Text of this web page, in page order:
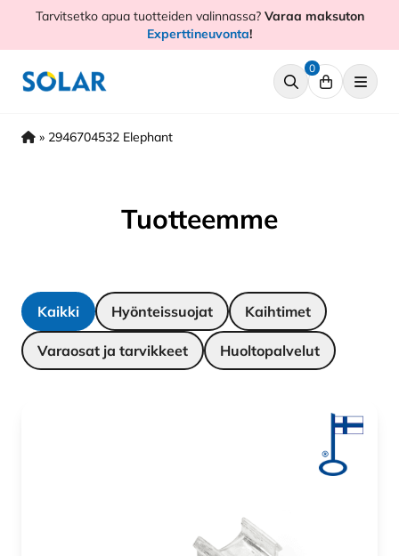
HyppääTarvitsetko apua tuotteiden valinnassa?Varaa maksuton
Experttineuvonta!
0
» 2946704532 Elephant
Tuotteemme
Kaikki Hyönteissuojat Kaihtimet
Varaosat ja tarvikkeet Huoltopalvelut